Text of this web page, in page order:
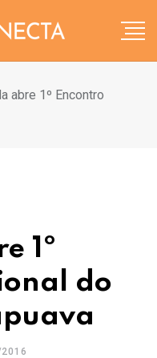
abre 1º Encontro
1º
do